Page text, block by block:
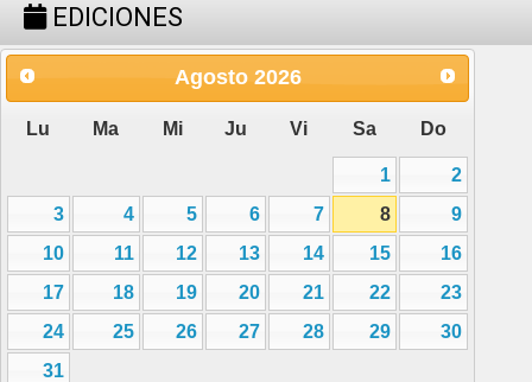
EDICIONES
Agosto 2026
Lu Ma Mi Ju Vi Sa Do
1
2
3
4 5 6 7 8
9
10
11 12 13 14 15
16
17
18 19 20 21 22
23
24
25 26 27 28 29
30
31